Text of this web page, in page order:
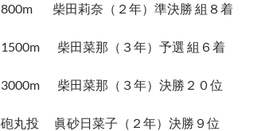
800m 柴田莉奈（２年）準決勝 組８着
1500m 柴田菜那（３年）予選 組６着
3000m 柴田菜那（３年）決勝２０位
砲丸投 眞砂日菜子（２年）決勝９位